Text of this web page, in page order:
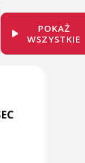
POKAŻ
WSZYSTKIE